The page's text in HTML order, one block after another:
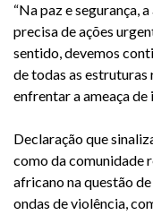
“Na paz e segurança,
precisa de ações
sentido, devemos
de todas as estruturas
enfrentar a ameaça de
Declaração que
como da comunidade
africano na questão
ondas de violência,